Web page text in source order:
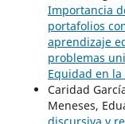
Importancia
portafolios
aprendizaje
problemas
Equidad en
Caridad
Meneses,
discursiva y